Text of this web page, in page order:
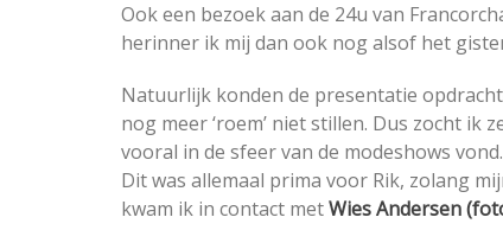
Ook een bezoek aan de 24u van
herinner ik mij dan ook nog alsof het
Natuurlijk konden de presentatie
nog meer ‘roem’ niet stillen. Dus zocht
vooral in de sfeer van de modeshows vond.
Dit was allemaal prima voor Rik, zolang
kwam ik in contact metWies Andersen